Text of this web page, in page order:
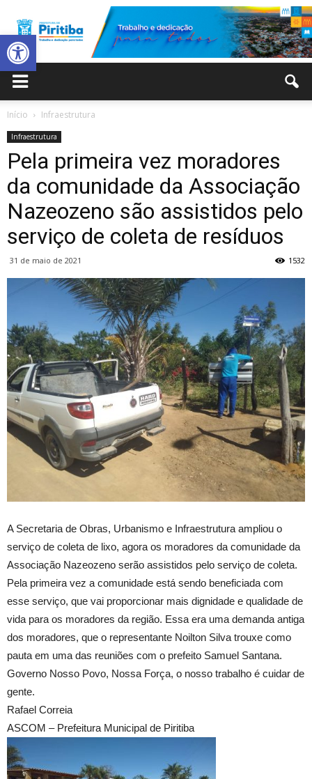
Abrir a barra de ferramentas
de
Piritiba
Início Infraestrutura
Infraestrutura
Pela primeira vez moradores
da comunidade da Associação
Nazeozeno são assistidos pelo
serviço de coleta de resíduos
31 de maio de 2021 1532
A Secretaria de Obras, Urbanismo e Infraestrutura ampliou o
serviço de coleta de lixo, agora os moradores da comunidade da
Associação Nazeozeno serão assistidos pelo serviço de coleta.
Pela primeira vez a comunidade está sendo beneficiada com
esse serviço, que vai proporcionar mais dignidade e qualidade de
vida para os moradores da região. Essa era uma demanda antiga
dos moradores, que o representante Noilton Silva trouxe como
pauta em uma das reuniões com o prefeito Samuel Santana.
Governo Nosso Povo, Nossa Força, o nosso trabalho é cuidar de
gente.
Rafael Correia
ASCOM – Prefeitura Municipal de Piritiba